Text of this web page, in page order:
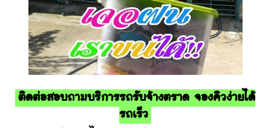
ติดต่อสอบถามบริการรถรับจ้างตราด จองคิวง่ายได้
รถเร็ว